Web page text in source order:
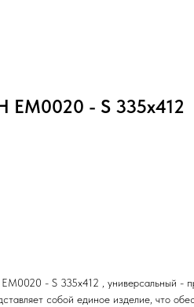
EM0020 - S 335x412
- S 335x412 , универсальный -
собой единое изделие, что